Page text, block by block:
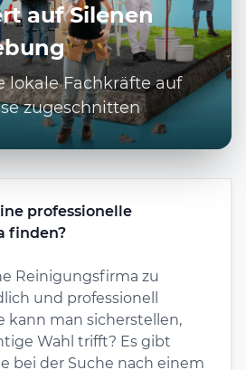
auf Silenen
lokale Fachkräfte auf
zugeschnitten
professionelle
finden?
Reinigungsfirma zu
und professionell
kann man sicherstellen,
Wahl trifft? Es gibt
bei der Suche nach einem